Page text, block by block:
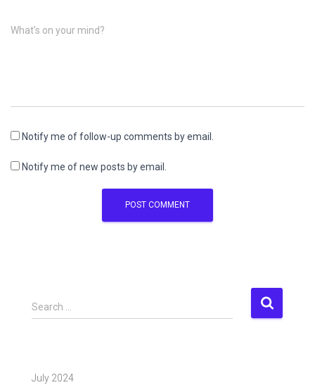
What's on your mind?
Notify me of follow-up comments by email.
Notify me of new posts by email.
S
e
h
Search …
July 2024